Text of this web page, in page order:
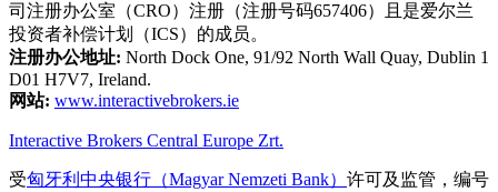
司注册办公室（CRO）注册（注册号码657406）且是爱尔兰
投资者补偿计划（ICS）的成员。
注册办公地址: North Dock One, 91/92 North Wall Quay, Dublin 1
D01 H7V7, Ireland.
网站: www.interactivebrokers.ie
Interactive Brokers Central Europe Zrt.
受匈牙利中央银行（Magyar Nemzeti Bank） 许可及监管，编号